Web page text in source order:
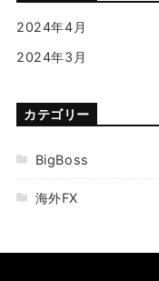
2024年4月
2024年3月
カテゴリー
BigBoss
海外FX